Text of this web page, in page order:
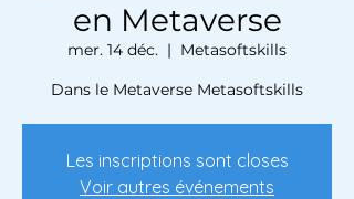
en Metaverse
mer. 14 déc.
  |
Metasoftskills
Dans le Metaverse Metasoftskills
Les inscriptions sont closes
Voir autres événements